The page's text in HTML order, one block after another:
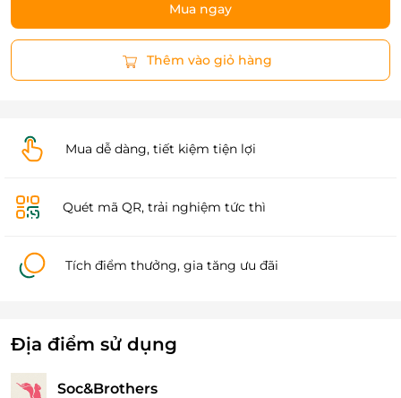
Mua ngay
Thêm vào giỏ hàng
Mua dễ dàng, tiết kiệm tiện lợi
Quét mã QR, trải nghiệm tức thì
Tích điểm thưởng, gia tăng ưu đãi
Địa điểm sử dụng
Soc&Brothers